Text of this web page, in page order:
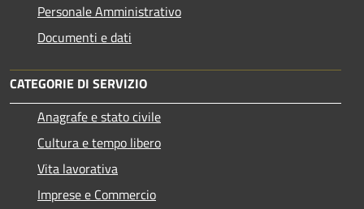
Personale Amministrativo
Documenti e dati
CATEGORIE DI SERVIZIO
Anagrafe e stato civile
Cultura e tempo libero
Vita lavorativa
Imprese e Commercio